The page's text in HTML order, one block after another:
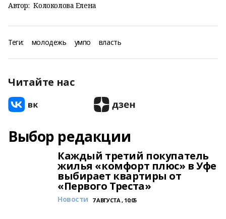
Автор: Колоколова Елена
Теги: молодежь умпо власть
Читайте нас
Выбор редакции
Каждый третий покупатель
жилья «комфорт плюс» в Уфе
выбирает квартиры от
«Первого Треста»
Новости 7 АВГУСТА , 10:05